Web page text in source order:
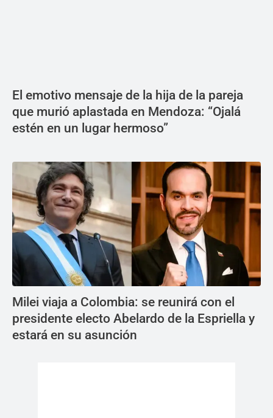
El emotivo mensaje de la hija de la pareja
que murió aplastada en Mendoza: “Ojalá
estén en un lugar hermoso”
Milei viaja a Colombia: se reunirá con el
presidente electo Abelardo de la Espriella y
estará en su asunción